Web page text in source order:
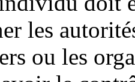
les
ou les